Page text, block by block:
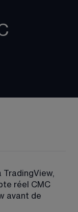
TradingView,
réel CMC
avant de